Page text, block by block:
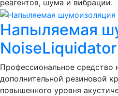
реагентов, шума и вибрации.
Напыляемая
Профессиональное средство
дополнительной резиновой
повышенного уровня